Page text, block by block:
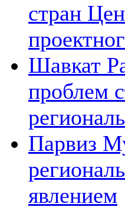
стран
Шавкат
проблем
Парвиз
явлением